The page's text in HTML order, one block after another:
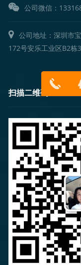
公司微信：
公司地址：深圳市
172号安乐工业区B2栋
扫描二维码
899